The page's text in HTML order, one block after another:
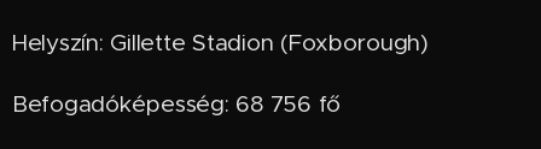
Helyszín: Gillette Stadion (Foxborough)
Befogadóképesség: 68 756 fő